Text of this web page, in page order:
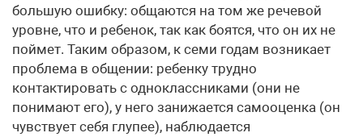
большую ошибку: общаются на том же речевой
уровне, что и ребенок, так как боятся, что он их не
поймет. Таким образом, к семи годам возникает
проблема в общении: ребенку трудно
контактировать с одноклассниками (они не
понимают его), у него занижается самооценка (он
чувствует себя глупее), наблюдается